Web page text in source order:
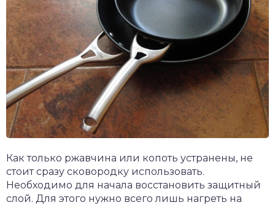
Как только ржавчина или копоть устранены, не
стоит сразу сковородку использовать.
Необходимо для начала восстановить защитный
слой. Для этого нужно всего лишь нагреть на